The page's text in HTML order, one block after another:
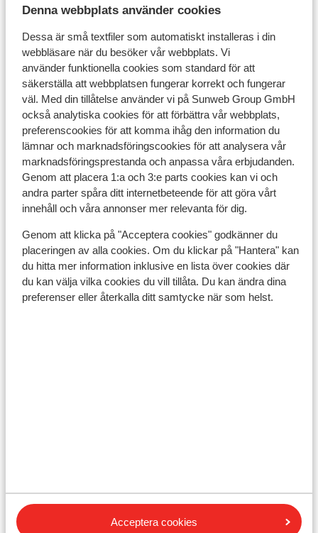
Denna webbplats använder cookies
Dessa är små textfiler som automatiskt installeras i din
webbläsare när du besöker vår webbplats. Vi
använder funktionella cookies som standard för att
säkerställa att webbplatsen fungerar korrekt och fungerar
väl. Med din tillåtelse använder vi på Sunweb Group GmbH
också analytiska cookies för att förbättra vår webbplats,
preferenscookies för att komma ihåg den information du
lämnar och marknadsföringscookies för att analysera vår
marknadsföringsprestanda och anpassa våra erbjudanden.
Genom att placera 1:a och 3:e parts cookies kan vi och
andra parter spåra ditt internetbeteende för att göra vårt
innehåll och våra annonser mer relevanta för dig.
Genom att klicka på "Acceptera cookies" godkänner du
placeringen av alla cookies. Om du klickar på "Hantera" kan
du hitta mer information inklusive en lista över cookies där
du kan välja vilka cookies du vill tillåta. Du kan ändra dina
preferenser eller återkalla ditt samtycke när som helst.
Acceptera cookies
Spänningen är 230 volt.
Resehandlingar:
Du måste ha ett giltigt pass eller ett nationellt ID-kort.
Om du inte har svenskt medborgarskap är det viktigt
att kontrollera om andra regler gäller. Kontrollera med
ambassaden för det land du vill resa till och de länder
Observera!
För Spanien gäller följande:
lokala vårdcentral eller vaccinationcentral.